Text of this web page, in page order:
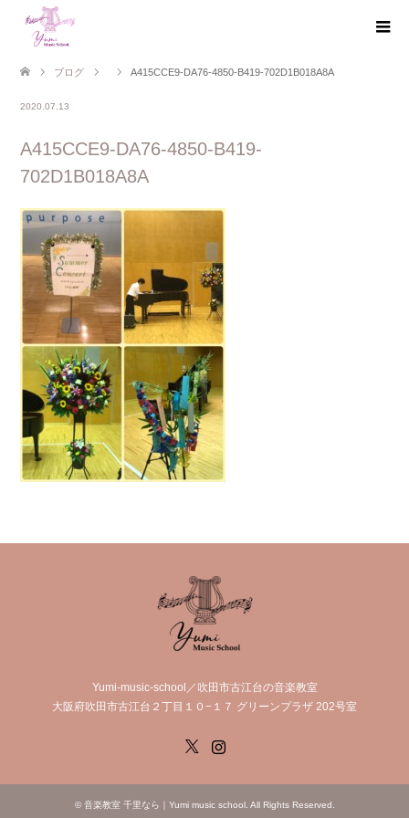
ブログ A415CCE9-DA76-4850-B419-702D1B018A8A
2020.07.13
A415CCE9-DA76-4850-B419-
702D1B018A8A
Yumi-music-school／吹田市古江台の音楽教室
大阪府吹田市古江台２丁目１０−１７ グリーンプラザ 202号室
© 音楽教室 千里なら｜Yumi music school. All Rights Reserved.